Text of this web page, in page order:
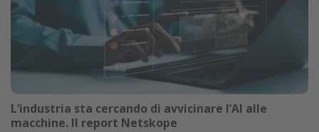
L’industria sta cercando di avvicinare l’AI alle
macchine. Il report Netskope